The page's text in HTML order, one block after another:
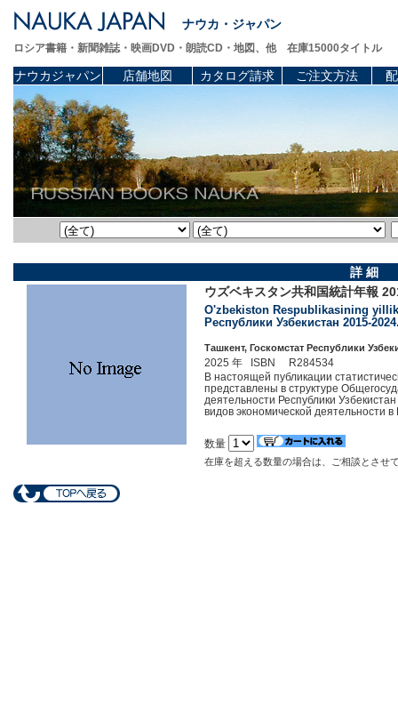
ナウカ・ジャパン
ロシア書籍・新聞雑誌・映画DVD・朗読CD・地図、他 在庫15000タイトル
ナウカジャパン 店舗地図 カタログ請求 ご注文方法
詳 細
ウズベキスタン共和国統計年報
O'zbekiston Respublikasining
Республики Узбекистан 2015-
Ташкент, Госкомстат Республики
2025 年 ISBN R284534
В настоящей публикации
представлены в структуре
деятельности Республики
видов экономической деятельности
数量
在庫を超える数量の場合は、ご相談とさせ